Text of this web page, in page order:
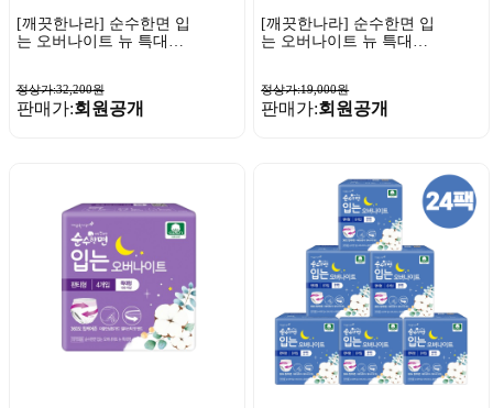
[깨끗한나라] 순수한면 입
는 오버나이트 뉴 특대형
정상가:32,200원
판매가:회원공개
[깨끗한나라] 순수한면 입
는 오버나이트 뉴 특대형
정상가:19,000원
판매가:회원공개